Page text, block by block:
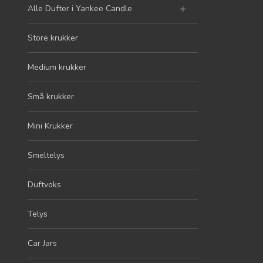
Alle Dufter i Yankee Candle
Store krukker
Medium krukker
Små krukker
Mini Krukker
Smeltelys
Duftvoks
Telys
Car Jars